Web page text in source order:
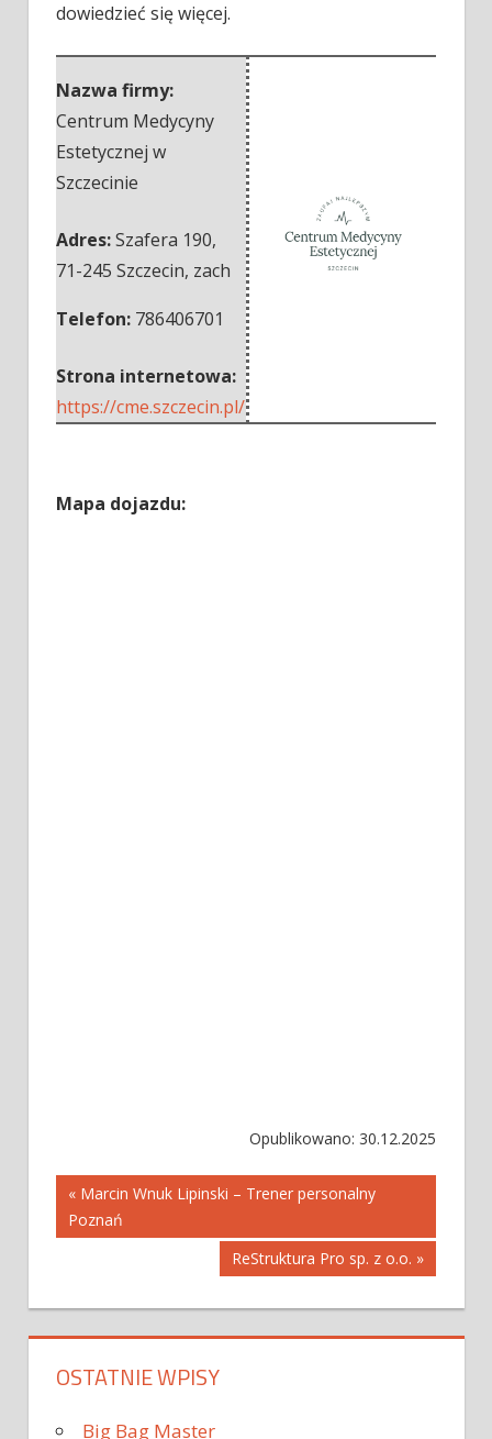
dowiedzieć się więcej.
Nazwa firmy:
Centrum Medycyny
Estetycznej w
Szczecinie
Adres:Szafera 190,
71-245 Szczecin, zach
Telefon: 786406701
Strona internetowa:
https://cme.szczecin.pl/
Mapa dojazdu:
Opublikowano: 30.12.2025
Nawigacja
wpisu
« Marcin Wnuk Lipinski – Trener personalny
Poznań
ReStruktura Pro sp. z o.o. »
OSTATNIE WPISY
Big Bag Master